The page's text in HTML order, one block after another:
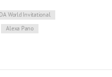
World Invitational
Alexa Pano